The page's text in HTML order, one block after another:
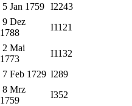
5 Jan 1759 I2243
9 Dez
1788
I1121
2 Mai
1773
I1132
7 Feb 1729 I289
8 Mrz
1759
I352